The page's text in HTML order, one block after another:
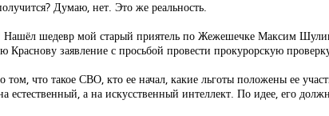
Думаю, нет. Это же реальность.
Нашёл шедевр мой старый приятель по Жежешечке Максим
заявление с просьбой провести прокурорскую
что такое СВО, кто ее начал, какие льготы положены ее
а на искусственный интеллект. По идее, его